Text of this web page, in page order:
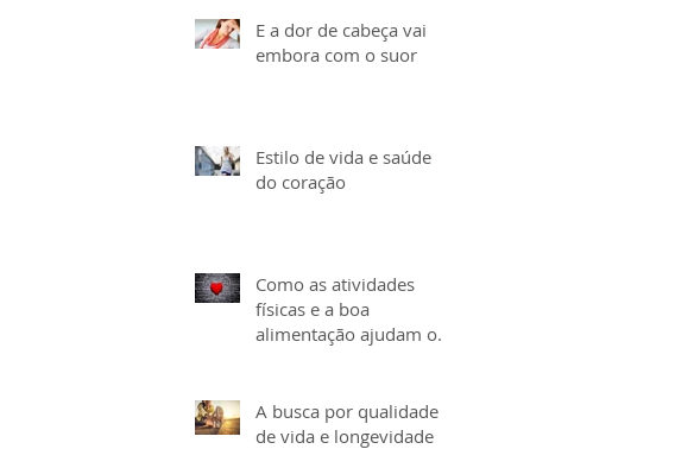
E a dor de cabeça vai
embora com o suor
Estilo de vida e saúde
do coração
Como as atividades
físicas e a boa
alimentação ajudam o
A busca por qualidade
de vida e longevidade